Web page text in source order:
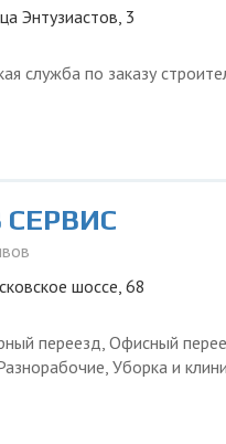
Энтузиастов, 3
служба по заказу
СЕРВИС
шоссе, 68
переезд, Офисный
Уборка и